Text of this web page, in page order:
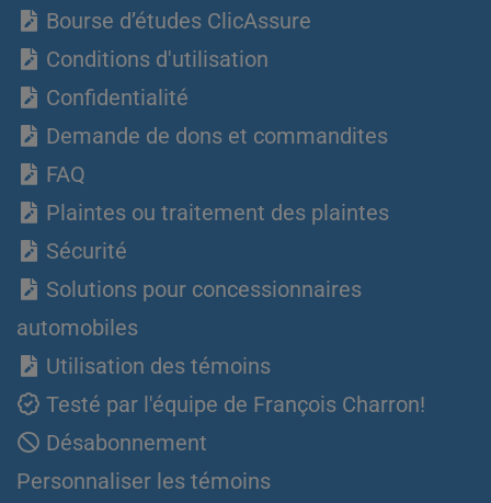
Bourse d’études ClicAssure
Conditions d'utilisation
Confidentialité
Demande de dons et commandites
FAQ
Plaintes ou traitement des plaintes
Sécurité
Solutions pour concessionnaires
automobiles
Utilisation des témoins
Testé par l'équipe de François Charron!
Désabonnement
Personnaliser les témoins